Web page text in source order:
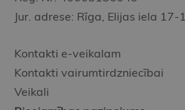
Jur. adrese: Rīga, Elijas iela
Kontakti e-veikalam
Kontakti vairumtirdzniecībai
Veikali